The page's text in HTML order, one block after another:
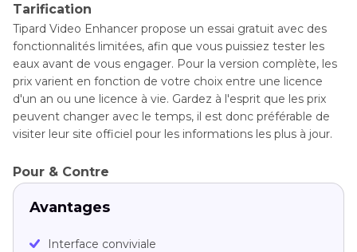
Tarification
Tipard Video Enhancer propose un essai gratuit avec des
fonctionnalités limitées, afin que vous puissiez tester les
eaux avant de vous engager. Pour la version complète, les
prix varient en fonction de votre choix entre une licence
d'un an ou une licence à vie. Gardez à l'esprit que les prix
peuvent changer avec le temps, il est donc préférable de
visiter leur site officiel pour les informations les plus à jour.
Pour & Contre
Avantages
Interface conviviale